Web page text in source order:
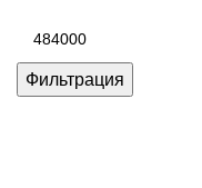
Фильтрация